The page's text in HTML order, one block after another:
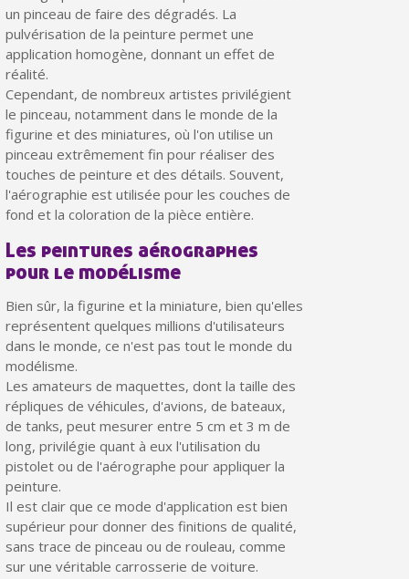
Inscription à la newsletter : 5€ de réduction
Livraison sous 24 h en France Métropolitaine
Livraison offerte en France métropolitaine pour 250€ d'achats
Paiement en 4x sans frais dès 30€ d'achats
Partagez vos créations et obtenez des bons d'achat
Gagnez des points de fidélité à chaque commande
Livraison sous 24 h en France Métropolitaine
Retour produits sous 14 jours
Réduction de 5€ sur la première commande
10€ de bon d'achat pour chaque parrainage
un pinceau de faire des dégradés. La
pulvérisation de la peinture permet une
application homogène, donnant un effet de
réalité.
Cependant, de nombreux artistes privilégient
le pinceau, notamment dans le monde de la
figurine et des miniatures, où l'on utilise un
pinceau extrêmement fin pour réaliser des
touches de peinture et des détails. Souvent,
l'aérographie est utilisée pour les couches de
fond et la coloration de la pièce entière.
Les peintures aérographes
pour le modélisme
Bien sûr, la figurine et la miniature, bien qu'elles
représentent quelques millions d'utilisateurs
dans le monde, ce n'est pas tout le monde du
modélisme.
Les amateurs de maquettes, dont la taille des
répliques de véhicules, d'avions, de bateaux,
de tanks, peut mesurer entre 5 cm et 3 m de
long, privilégie quant à eux l'utilisation du
pistolet ou de l'aérographe pour appliquer la
peinture.
Il est clair que ce mode d'application est bien
supérieur pour donner des finitions de qualité,
sans trace de pinceau ou de rouleau, comme
sur une véritable carrosserie de voiture.